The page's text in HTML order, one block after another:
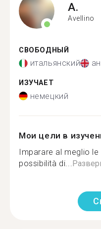
A.
Avellino
СВОБОДНЫЙ
итальянский
ИЗУЧАЕТ
немецкий
Мои цели в
Imparare al meglio
possibilità di...